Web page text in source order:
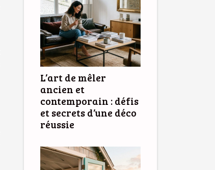
L’art de mêler
ancien et
contemporain : défis
et secrets d’une déco
réussie